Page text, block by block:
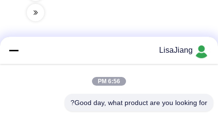
LisaJiang
6:56 PM
Good day, what product are you looking for?